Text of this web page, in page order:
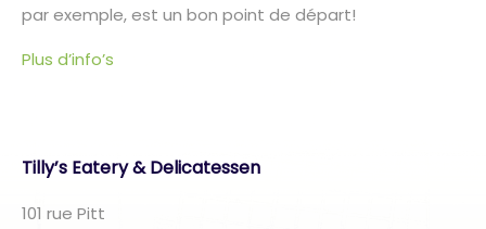
par exemple, est un bon point de départ!
Plus d’info’s
Tilly’s Eatery & Delicatessen
101 rue Pitt